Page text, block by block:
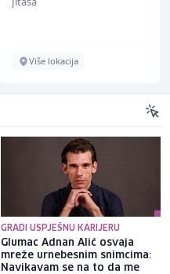
Više lokacija
GRADI USPJEŠNU KARIJERU
Glumac Adnan Alić osvaja
mreže urnebesnim snimcima:
Navikavam se na to da me